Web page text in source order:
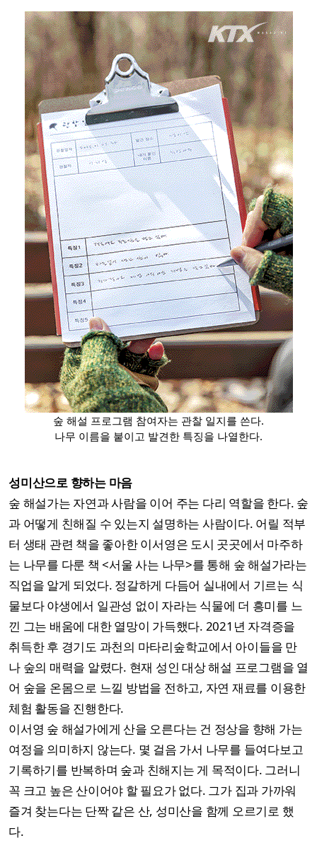
숲 해설 프로그램 참여자는 관찰 일지를 쓴다.
나무 이름을 붙이고 발견한 특징을 나열한다.
성미산으로 향하는 마음
숲 해설가는 자연과 사람을 이어 주는 다리 역할을 한다. 숲
과 어떻게 친해질 수 있는지 설명하는 사람이다. 어릴 적부
터 생태 관련 책을 좋아한 이서영은 도시 곳곳에서 마주하
는 나무를 다룬 책 <서울 사는 나무>를 통해 숲 해설가라는
직업을 알게 되었다. 정갈하게 다듬어 실내에서 기르는 식
물보다 야생에서 일관성 없이 자라는 식물에 더 흥미를 느
낀 그는 배움에 대한 열망이 가득했다. 2021년 자격증을
취득한 후 경기도 과천의 마타리숲학교에서 아이들을 만
나 숲의 매력을 알렸다. 현재 성인 대상 해설 프로그램을 열
어 숲을 온몸으로 느낄 방법을 전하고, 자연 재료를 이용한
체험 활동을 진행한다.
이서영 숲 해설가에게 산을 오른다는 건 정상을 향해 가는
여정을 의미하지 않는다. 몇 걸음 가서 나무를 들여다보고
기록하기를 반복하며 숲과 친해지는 게 목적이다. 그러니
꼭 크고 높은 산이어야 할 필요가 없다. 그가 집과 가까워
즐겨 찾는다는 단짝 같은 산, 성미산을 함께 오르기로 했
다.